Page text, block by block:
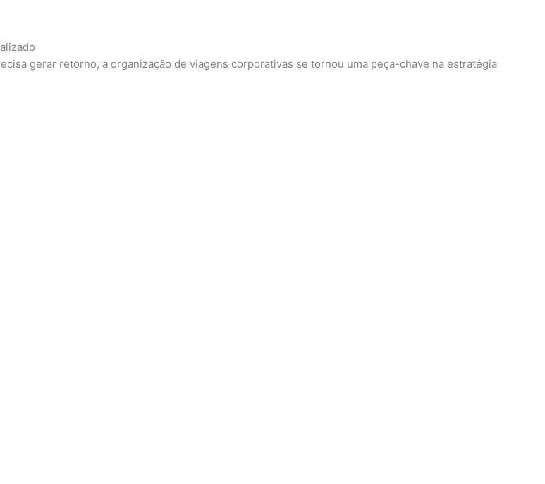
gerar retorno, a organização de viagens corporativas se tornou uma peça-chave na estratégia